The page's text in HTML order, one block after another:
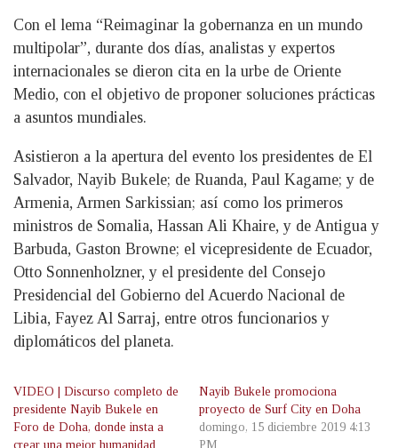
Con el lema “Reimaginar la gobernanza en un mundo
multipolar”, durante dos días, analistas y expertos
internacionales se dieron cita en la urbe de Oriente
Medio, con el objetivo de proponer soluciones prácticas
a asuntos mundiales.
Asistieron a la apertura del evento los presidentes de El
Salvador, Nayib Bukele; de Ruanda, Paul Kagame; y de
Armenia, Armen Sarkissian; así como los primeros
ministros de Somalia, Hassan Ali Khaire, y de Antigua y
Barbuda, Gaston Browne; el vicepresidente de Ecuador,
Otto Sonnenholzner, y el presidente del Consejo
Presidencial del Gobierno del Acuerdo Nacional de
Libia, Fayez Al Sarraj, entre otros funcionarios y
diplomáticos del planeta.
VIDEO | Discurso completo de
presidente Nayib Bukele en
Foro de Doha, donde insta a
crear una mejor humanidad
Nayib Bukele promociona
proyecto de Surf City en Doha
domingo, 15 diciembre 2019 4:13
PM